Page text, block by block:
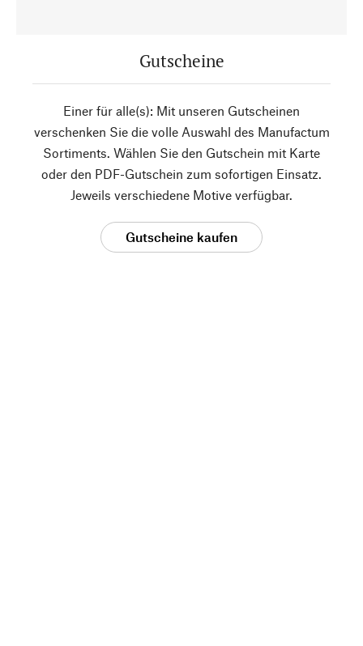
Gutscheine
Einer für alle(s): Mit unseren Gutscheinen
verschenken Sie die volle Auswahl des Manufactum
Sortiments. Wählen Sie den Gutschein mit Karte
oder den PDF-Gutschein zum sofortigen Einsatz.
Jeweils verschiedene Motive verfügbar.
Gutscheine kaufen